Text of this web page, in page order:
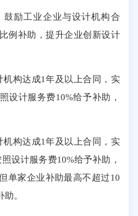
励工业企业与设计机构合
例补助，提升企业创新设计
构达成1年及以上合同，实
设计服务费10%给予补助，
构达成1年及以上合同，实
设计服务费10%给予补助，
单家企业补助最高不超过10
。